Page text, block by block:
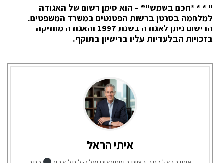
" * * *חכם בשמש"® – הוא סימן רשום של האגודה
למלחמה בסרטן ברשות הפטנטים במשרד המשפטים.
הרישום ניתן לאגודה בשנת 1997 והאגודה מחזיקה
בזכויות הבלעדיות עליו ברישיון בתוקף.
איתי הראל